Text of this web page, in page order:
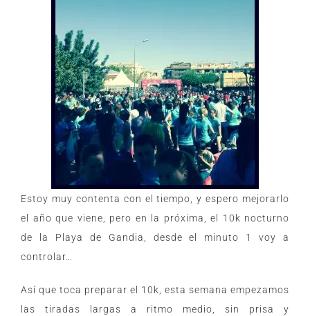
Estoy muy contenta con el tiempo, y espero mejorarlo
el año que viene, pero en la próxima, el 10k nocturno
de la Playa de Gandia, desde el minuto 1 voy a
controlar…
Así que toca preparar el 10k, esta semana empezamos
las tiradas largas a ritmo medio, sin prisa y